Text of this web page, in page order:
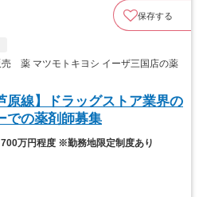
保存する
薬 マツモトキヨシ イーザ三国店の薬
原線】ドラッグストア業界の
での薬剤師募集
700万円程度 ※勤務地限定制度あり